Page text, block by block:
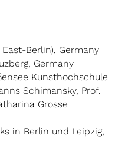
Berlin), Germany
Germany
Kunsthochschule
Schimansky, Prof.
Grosse
in Berlin und Leipzig,